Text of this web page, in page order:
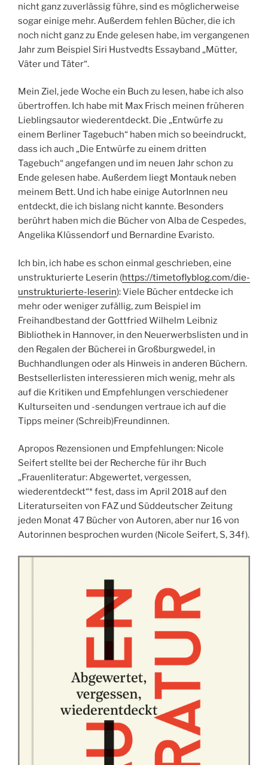
nicht ganz zuverlässig führe, sind es möglicherweise
sogar einige mehr. Außerdem fehlen Bücher, die ich
noch nicht ganz zu Ende gelesen habe, im vergangenen
Jahr zum Beispiel Siri Hustvedts Essayband „Mütter,
Väter und Täter“.
Mein Ziel, jede Woche ein Buch zu lesen, habe ich also
übertroffen. Ich habe mit Max Frisch meinen früheren
Lieblingsautor wiederentdeckt. Die „Entwürfe zu
einem Berliner Tagebuch“ haben mich so beeindruckt,
dass ich auch „Die Entwürfe zu einem dritten
Tagebuch“ angefangen und im neuen Jahr schon zu
Ende gelesen habe. Außerdem liegt Montauk neben
meinem Bett. Und ich habe einige AutorInnen neu
entdeckt, die ich bislang nicht kannte. Besonders
berührt haben mich die Bücher von Alba de Cespedes,
Angelika Klüssendorf und Bernardine Evaristo.
Ich bin, ich habe es schon einmal geschrieben, eine
unstrukturierte Leserin (https://timetoflyblog.com/die-
unstrukturierte-leserin): Viele Bücher entdecke ich
mehr oder weniger zufällig, zum Beispiel im
Freihandbestand der Gottfried Wilhelm Leibniz
Bibliothek in Hannover, in den Neuerwerbslisten und in
den Regalen der Bücherei in Großburgwedel, in
Buchhandlungen oder als Hinweis in anderen Büchern.
Bestsellerlisten interessieren mich wenig, mehr als
auf die Kritiken und Empfehlungen verschiedener
Kulturseiten und -sendungen vertraue ich auf die
Tipps meiner (Schreib)Freundinnen.
Apropos Rezensionen und Empfehlungen: Nicole
Seifert stellte bei der Recherche für ihr Buch
„Frauenliteratur: Abgewertet, vergessen,
wiederentdeckt“* fest, dass im April 2018 auf den
Literaturseiten von FAZ und Süddeutscher Zeitung
jeden Monat 47 Bücher von Autoren, aber nur 16 von
Autorinnen besprochen wurden (Nicole Seifert, S, 34f).